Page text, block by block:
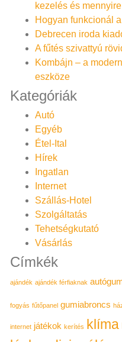
kezelés és
Hogyan funkcionál
Debrecen iroda
A fűtés szivattyú
Kombájn – a
eszköze
Kategóriák
Autó
Egyéb
Étel-Ital
Hírek
Ingatlan
Internet
Szállás-Hotel
Szolgáltatás
Tehetségkutató
Vásárlás
Címkék
ajándék ajándék férfiaknak
fogyás fűtőpanel gumiabroncs
internet játékok kerítés klíma